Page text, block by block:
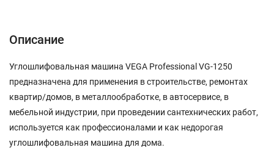
Описание
Углошлифовальная машина VEGA Professional VG-1250
предназначена для применения в строительстве, ремонтах
квартир/домов, в металлообработке, в автосервисе, в
мебельной индустрии, при проведении сантехнических работ,
используется как профессионалами и как недорогая
углошлифовальная машина для дома.